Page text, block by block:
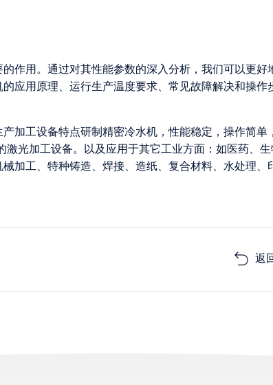
作用。通过对其性能参数的深入分析，我们可以更好
应用原理、运行生产温度要求、常见故障解决和操作
加工设备特点研制精密冷水机，性能稳定，操作简单
光加工设备。以及应用于其它工业方面：如医药、
加工、特种铸造、焊接、造纸、复合材料、水处理、
返